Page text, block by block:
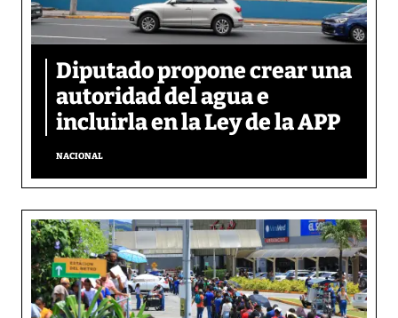
Diputado propone crear una
autoridad del agua e
incluirla en la Ley de la APP
NACIONAL